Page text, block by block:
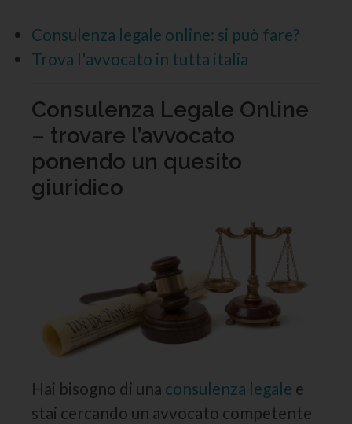
Consulenza legale online: si può fare?
Trova l'avvocato in tutta italia
Consulenza Legale Online
– trovare l’avvocato
ponendo un quesito
giuridico
Hai bisogno di una consulenza legale e
stai cercando un avvocato competente